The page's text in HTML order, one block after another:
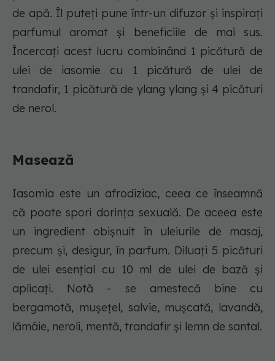
de apă. Îl puteți pune într-un difuzor și inspirați
parfumul aromat și beneficiile de mai sus.
Încercați acest lucru combinând 1 picătură de
ulei de iasomie cu 1 picătură de ulei de
trandafir, 1 picătură de ylang ylang și 4 picături
de nerol.
Masează
Iasomia este un afrodiziac, ceea ce înseamnă
că poate spori dorința sexuală. De aceea este
un ingredient obișnuit în uleiurile de masaj,
precum și, desigur, în parfum. Diluați 5 picături
de ulei esențial cu 10 ml de ulei de bază și
aplicați. Notă - se amestecă bine cu
bergamotă, mușețel, salvie, mușcată, lavandă,
lămâie, neroli, mentă, trandafir și lemn de santal.